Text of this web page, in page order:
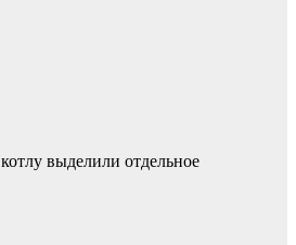
выделили отдельное